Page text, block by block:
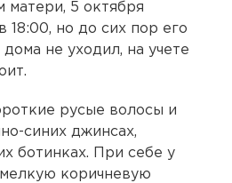
матери, 5 октября
но до сих пор его
не уходил, на учете
русые волосы и
синих джинсах,
ботинках. При себе у
коричневую